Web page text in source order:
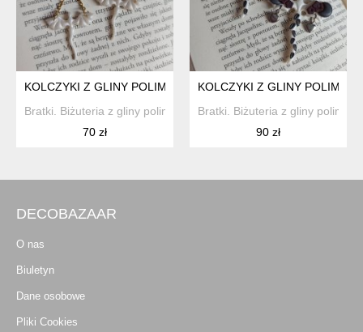
KOLCZYKI Z GLINY POLIMEROWEJ MAŁE SMOKI PERŁOWE
Bratki. Biżuteria z gliny polimerowej
70 zł
KOLCZYKI Z GLINY
Bratki. Biżuteria z gliny
90 zł
DECOBAZAAR
O nas
Biuletyn
Dane osobowe
Pliki Cookies